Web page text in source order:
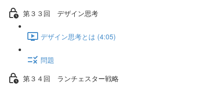
第３３回 デザイン思考
デザイン思考とは (4:05)
問題
第３４回 ランチェスター戦略